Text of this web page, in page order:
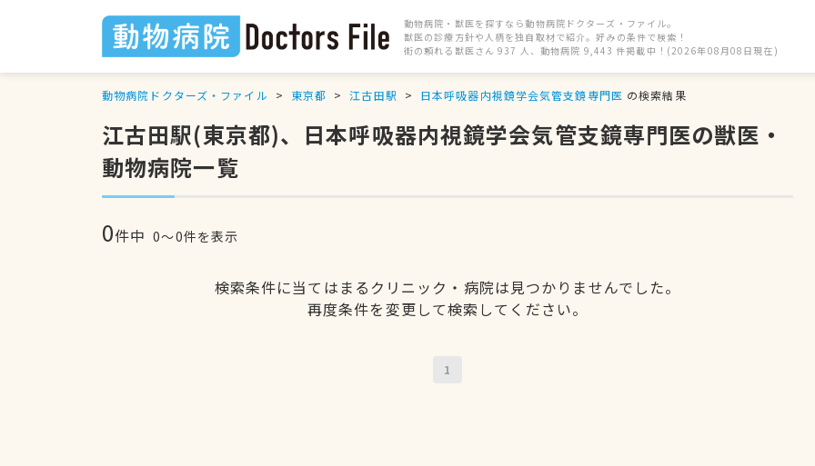
動物病院・獣医を探すなら動物病院ドクターズ・ファイル。
獣医の診療方針や人柄を独自取材で紹介。好みの条件で検索！
街の頼れる獣医さん 937 人、動物病院 9,443 件掲載中！(2026年08月08日現在)
動物病院ドクターズ・ファイル 東京都 江古田駅 日本呼吸器内視鏡学会気管支鏡専門医 の検索結果
江古田駅(東京都)、日本呼吸器内視鏡学会気管支鏡専門医の獣医・
動物病院一覧
0件中 0〜0件を表示
検索条件に当てはまるクリニック・病院は見つかりませんでした。
再度条件を変更して検索してください。
1